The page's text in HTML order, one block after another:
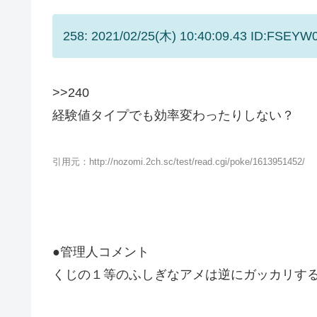
258: 2021/02/25(木) 10:40:09.43
>>240
経験値タイプでも効率変わったりしない？
引用元：http://nozomi.2ch.sc/test/read.cgi/poke/1613951452/
●管理人コメント
くじの１等のふしぎなアメは逆にガッカリす